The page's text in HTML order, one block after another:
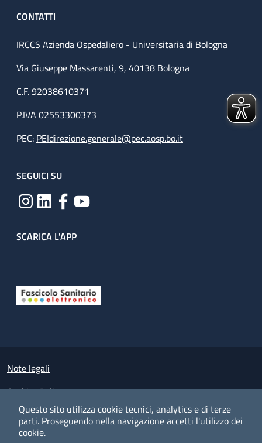
Questo sito utilizza cookie tecnici, analytics e di terze
parti. Proseguendo nella navigazione accetti l'utilizzo dei
cookie.
CONTATTI
IRCCS Azienda Ospedaliero - Universitaria di Bologna
Via Giuseppe Massarenti, 9, 40138 Bologna
C.F. 92038610371
P.IVA 02553300373
PEC: PEIdirezione.generale@pec.aosp.bo.it
SEGUICI SU
SCARICA L'APP
Small prints
Note legali
Cookies Policy
Policy privacy e protezione del dato personale
Albo pretorio on-line